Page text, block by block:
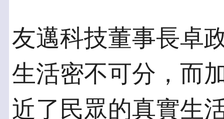
友邁科技董事長卓
生活密不可分，而
近了民眾的真實生